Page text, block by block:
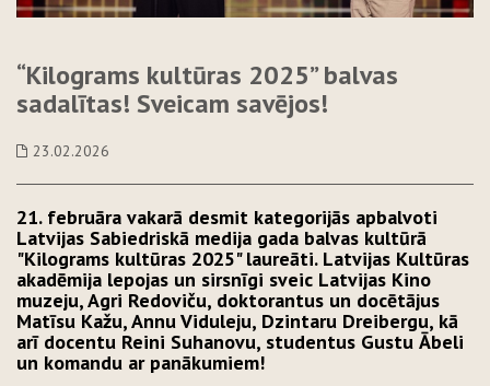
“Kilograms kultūras 2025” balvas
sadalītas! Sveicam savējos!
23.02.2026
21. februāra vakarā desmit kategorijās apbalvoti
Latvijas Sabiedriskā medija gada balvas kultūrā
"Kilograms kultūras 2025" laureāti. Latvijas Kultūras
akadēmija lepojas un sirsnīgi sveic Latvijas Kino
muzeju, Agri Redoviču, doktorantus un docētājus
Matīsu Kažu, Annu Viduleju, Dzintaru Dreibergu, kā
arī docentu Reini Suhanovu, studentus Gustu Ābeli
un komandu ar panākumiem!